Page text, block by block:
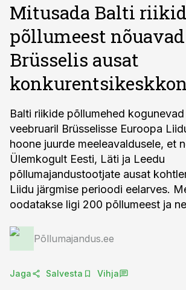
Mitusada Balti
põllumeest
Brüsselis ausat
Balti riikide põllumehed
veebruaril Brüsselisse Euroopa
hoone juurde meeleavaldusele, et
Ülemkogult Eesti, Läti ja Leedu
põllumajandustootjate ausat
Liidu järgmise perioodi eelarves.
oodatakse ligi 200 põllumeest ja
Põllumajandus.ee
Jaga Salvesta Vihja